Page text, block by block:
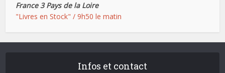
France 3 Pays de la Loire
"Livres en Stock" / 9h50 le matin
Infos et contact